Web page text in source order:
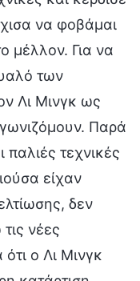
να φοβάμαι
μέλλον. Για να
των
Λι Μινγκ ως
Παρά
παλιές τεχνικές
είχαν
δεν
νέες
ο Λι Μινγκ